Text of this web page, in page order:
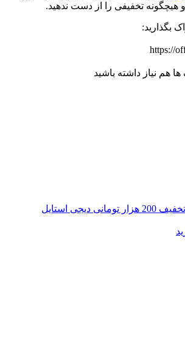
هیچگونه تخفیفی را از دست ندهید.
بگذارید:
https://
هم نیاز داشته باشید
دیجی استایل